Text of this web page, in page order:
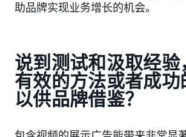
助品牌实现业务增长的机会。
说到测试和汲取经验
有效的方法或者成功
以供品牌借鉴？